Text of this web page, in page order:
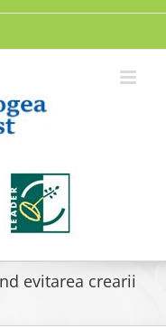
evitarea crearii